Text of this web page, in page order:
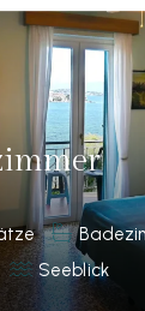
Seeblick